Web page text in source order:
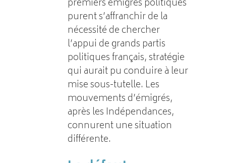
premiers émigrés politiques
purent s’affranchir de la
nécessité de chercher
l’appui de grands partis
politiques français, stratégie
qui aurait pu conduire à leur
mise sous-tutelle. Les
mouvements d’émigrés,
après les Indépendances,
connurent une situation
différente.